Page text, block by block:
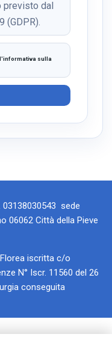
previsto dal
(GDPR).
sulla
03138030543 sede
06062 Città della Pieve
iscritta c/o
N° Iscr. 11560 del 26
conseguita